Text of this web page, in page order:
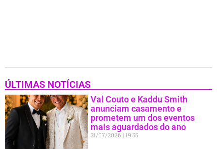
ÚLTIMAS NOTÍCIAS
Val Couto e Kaddu Smith
anunciam casamento e
prometem um dos eventos
mais aguardados do ano
31/07/2026 19:55